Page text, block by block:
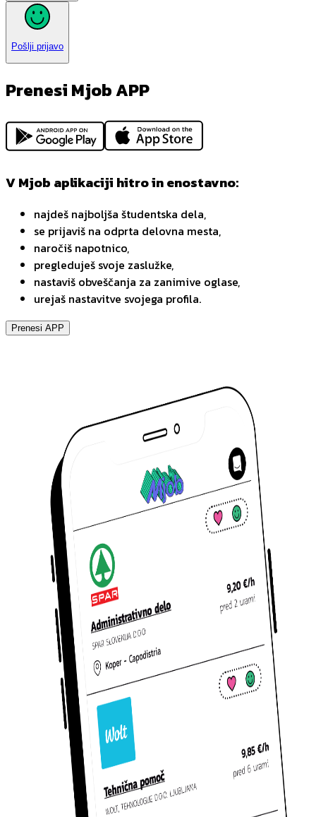
Pošlji prijavo
Prenesi Mjob APP
V Mjob aplikaciji hitro in enostavno:
najdeš najboljša študentska dela,
se prijaviš na odprta delovna mesta,
naročiš napotnico,
pregleduješ svoje zaslužke,
nastaviš obveščanja za zanimive oglase,
urejaš nastavitve svojega profila.
Prenesi APP